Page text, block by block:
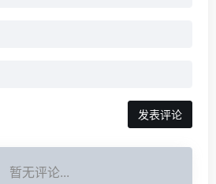
发表评论
暂无评论...